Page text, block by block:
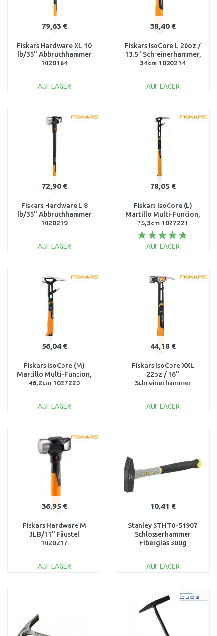
79,63 €
Fiskars Hardware XL 10
lb/36" Abbruchhammer
1020164
AUF LAGER
Vergleichen
38,40 €
Fiskars IsoCore L 20oz /
13.5" Schreinerhammer,
34cm 1020214
AUF LAGER
Vergleichen
72,90 €
Fiskars Hardware L 8
lb/36" Abbruchhammer
1020219
AUF LAGER
Vergleichen
78,05 €
Fiskars IsoCore (L)
Martillo Multi-Funcion,
75,3cm 1027221
AUF LAGER
Vergleichen
56,04 €
Fiskars IsoCore (M)
Martillo Multi-Funcion,
46,2cm 1027220
AUF LAGER
Vergleichen
44,18 €
Fiskars IsoCore XXL
22oz / 16"
Schreinerhammer
AUF LAGER
36,95 €
Fiskars Hardware M
3LB/11" Fäustel
1020217
AUF LAGER
10,41 €
Stanley STHT0-51907
Schlosserhammer
Fiberglas 300g
AUF LAGER
Vergleichen